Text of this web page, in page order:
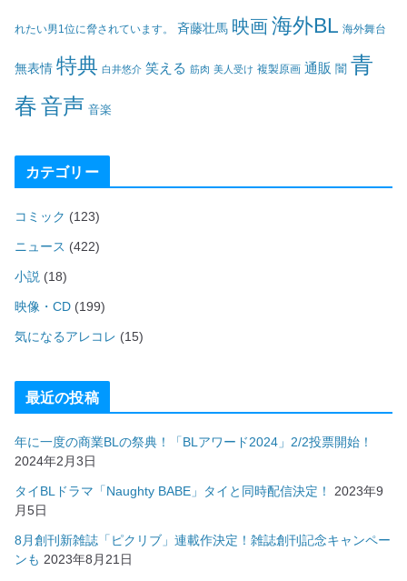
れたい男1位に脅されています。 斉藤壮馬 映画海外BL 海外舞台
無表情 特典 白井悠介 笑える 筋肉 美人受け 複製原画 通販 闇 青
春音声 音楽
カテゴリー
コミック (123)
ニュース (422)
小説 (18)
映像・CD (199)
気になるアレコレ (15)
最近の投稿
年に一度の商業BLの祭典！「BLアワード2024」2/2投票開始！
2024年2月3日
タイBLドラマ「Naughty BABE」タイと同時配信決定！
2023年9
月5日
8月創刊新雑誌「ピクリブ」連載作決定！雑誌創刊記念キャンペー
ンも 2023年8月21日